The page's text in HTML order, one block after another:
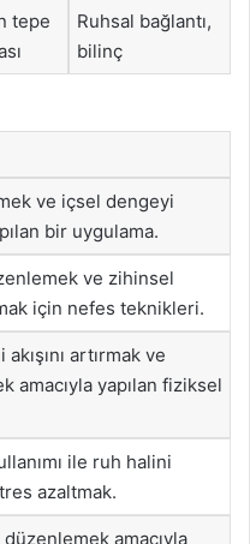
tepe
Ruhsal bağlantı,
bilinç
ve içsel dengeyi
bir uygulama.
ve zihinsel
için nefes teknikleri.
artırmak ve
amacıyla yapılan fiziksel
ile ruh halini
azaltmak.
amacıyla